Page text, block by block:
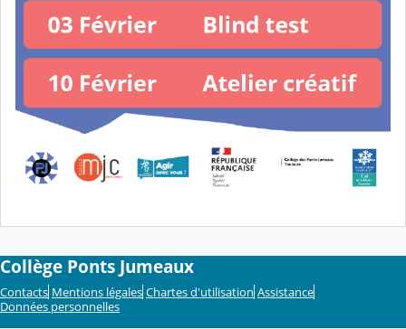
Collège Ponts Jumeaux
Contacts Mentions légales Chartes d'utilisation Assistance
Données personnelles